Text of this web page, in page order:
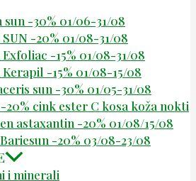
sun -30% 01/06-31/08
-20% 01/08-31/08
-15% 01/08-31/08
-15% 01/08-15/08
sun -30% 01/05-31/08
20% cink ester C kosa koža nokti
astaxantin -20% 01/08/15/08
-20% 03/08-23/08
i minerali